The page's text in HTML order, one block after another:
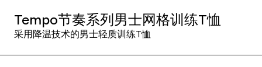
Tempo节奏系列男士网格训练T恤
采用降温技术的男士轻质训练T恤